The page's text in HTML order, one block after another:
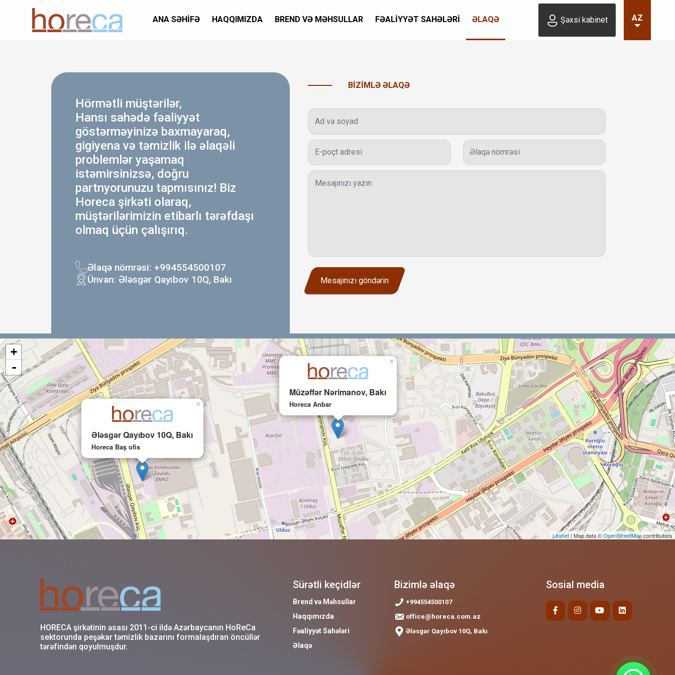
ANA SƏHIFƏ HAQQIMIZDA BREND VƏ MƏHSULLAR FƏALIYYƏT SAHƏLƏRI ƏLAQƏ Şəxsi kabinet AZ
Hörmətli müştərilər,
Hansı sahədə fəaliyyət
göstərməyinizə baxmayaraq,
gigiyena və təmizlik ilə əlaqəli
problemlər yaşamaq
istəmirsinizsə, doğru
partnyorunuzu tapmısınız! Biz
Horeca şirkəti olaraq,
müştərilərimizin etibarlı tərəfdaşı
olmaq üçün çalışırıq.
Əlaqə nömrəsi: +994554500107
Ünvan: Ələsgər Qayıbov 10Q, Bakı
BIZIMLƏ ƏLAQƏ
Mesajınızı göndərin
×
Müzəffər Nərimanov, Bakı
Horeca Anbar
×
Ələsgər Qayıbov 10Q, Bakı
Horeca Baş ofis
+
-
Leaflet | Map data ©OpenStreetMapcontributors
HORECA şirkətinin əsası 2011-ci ildə Azərbaycanın HoReCa
sektorunda peşəkar təmizlik bazarını formalaşdıran öncüllər
tərəfindən qoyulmuşdur.
Sürətli keçidlər
Brend və Məhsullar
Haqqımızda
Fəaliyyət Sahələri
Əlaqə
Bizimlə əlaqə
+994554500107
office@horeca.com.az
Ələsgər Qayıbov 10Q, Bakı
Sosial media